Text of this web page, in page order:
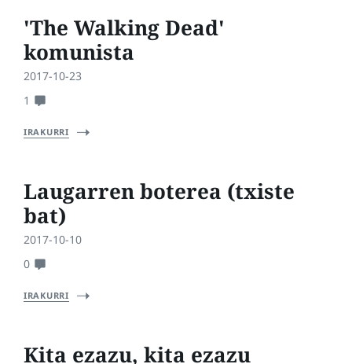
'The Walking Dead'
komunista
2017-10-23
1
IRAKURRI
Laugarren boterea (txiste
bat)
2017-10-10
0
IRAKURRI
Kita ezazu, kita ezazu